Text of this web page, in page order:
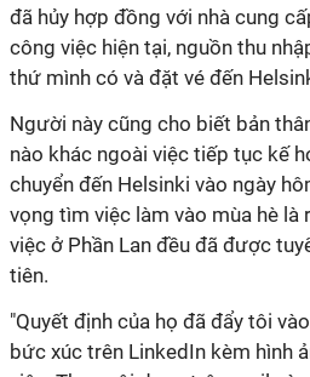
đã hủy hợp đồng với nhà cung
công việc hiện tại, nguồn thu
thứ mình có và đặt vé đến
Người này cũng cho biết bản
nào khác ngoài việc tiếp tục kế
chuyển đến Helsinki vào ngày
vọng tìm việc làm vào mùa hè là
việc ở Phần Lan đều đã được
tiên.
"Quyết định của họ đã đẩy tôi
bức xúc trên LinkedIn kèm hình